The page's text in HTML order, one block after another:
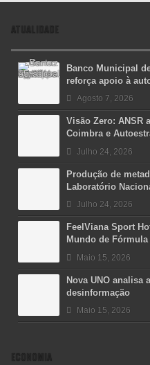
ATUALIDADE
Banco Municipal
reforça apoio à
Agosto 7, 2026
Visão Zero: ANSR
Coimbra e
Julho 24, 2026
Produção de
Laboratório
Julho 24, 2026
FeelViana Sport
Mundo de
Maio 15, 2026
Nova UNO analisa
desinformação
Maio 15, 2026
ECONOMIA